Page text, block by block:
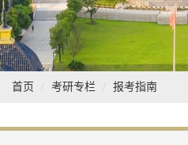
首页 考研专栏 报考指南